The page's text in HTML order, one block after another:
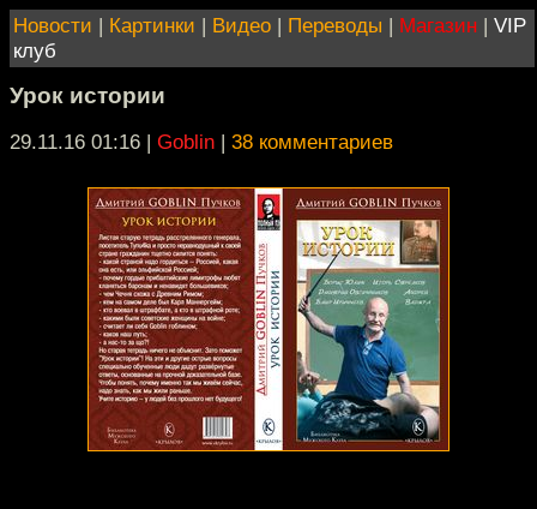
Новости | Картинки | Видео | Переводы | Магазин | VIP
клуб
Урок истории
29.11.16 01:16 | Goblin | 38 комментариев